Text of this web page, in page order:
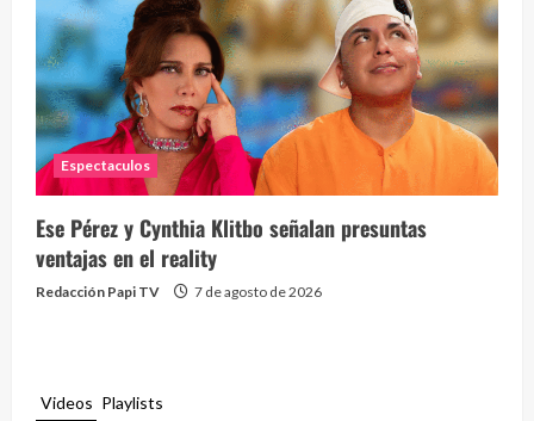
Espectaculos
Ese Pérez y Cynthia Klitbo señalan presuntas
ventajas en el reality
Redacción Papi TV 7 de agosto de 2026
Videos Playlists